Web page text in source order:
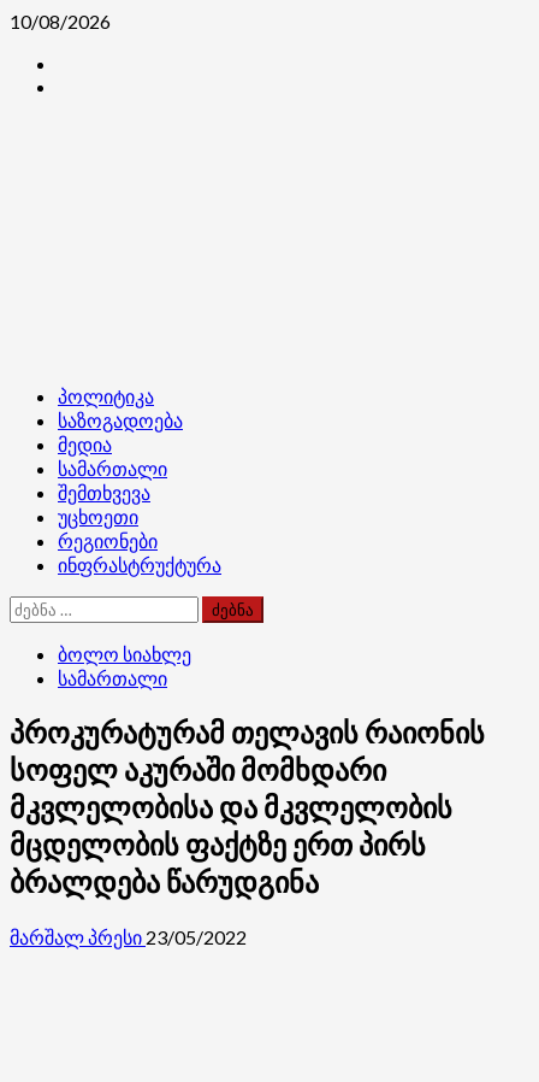
Skip
content
10/08/2026
Primary
Menu
პოლიტიკა
საზოგადოება
მედია
სამართალი
შემთხვევა
უცხოეთი
რეგიონები
ინფრასტრუქტურა
ძებნა:
ბოლო სიახლე
სამართალი
პროკურატურამ თელავის რაიონის
სოფელ აკურაში მომხდარი
მკვლელობისა და მკვლელობის
მცდელობის ფაქტზე ერთ პირს
ბრალდება წარუდგინა
მარშალ პრესი 23/05/2022